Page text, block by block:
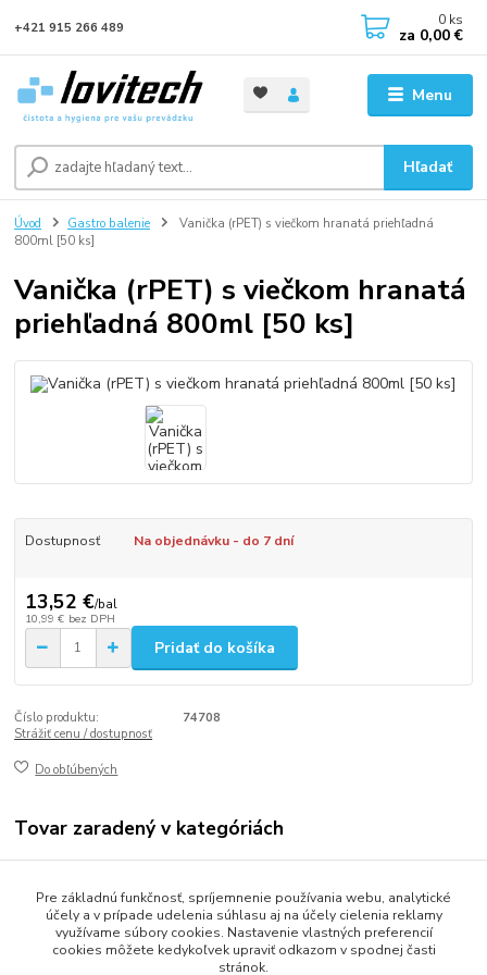
Menu
Hľadať
+421 915 266 489 0 ks
za 0,00 €
Úvod Gastro balenie
Vanička (rPET) s viečkom hranatá priehľadná
800ml [50 ks]
Vanička (rPET) s viečkom hranatá
priehľadná 800ml [50 ks]
Dostupnosť Na objednávku - do 7 dní
13,52 €/bal
10,99 € bez DPH
Pridať do košíka
Číslo produktu:
74708
Strážiť cenu / dostupnosť
Do obľúbených
Tovar zaradený v kategóriách
Gastro balenie
Misky a vaničky
Pre základnú funkčnosť, spríjemnenie používania webu, analytické
účely a v prípade udelenia súhlasu aj na účely cielenia reklamy
využívame súbory cookies. Nastavenie vlastných preferencií
cookies môžete kedykoľvek upraviť odkazom v spodnej časti
stránok.